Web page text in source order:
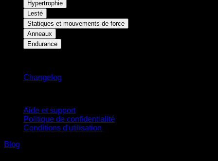
Hypertrophie
Lesté
Statiques et mouvements de force
Anneaux
Endurance
Changelog
Aide et support
Politique de confidentialité
Conditions d'utilisation
Blog